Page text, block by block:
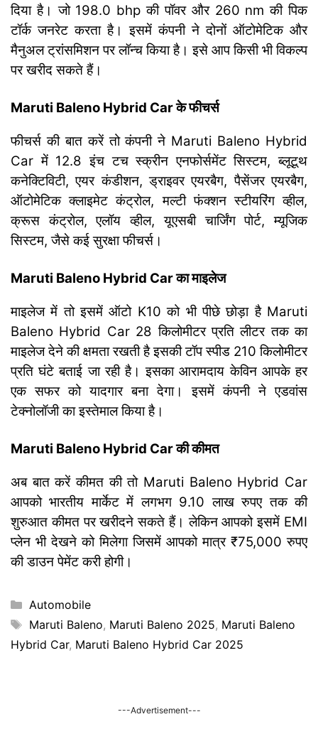
दिया है। जो 198.0 bhp की पॉवर और 260 nm की पिक
टॉर्क जनरेट करता है। इसमें कंपनी ने दोनों ऑटोमेटिक और
मैनुअल ट्रांसमिशन पर लॉन्च किया है। इसे आप किसी भी विकल्प
पर खरीद सकते हैं।
Maruti Baleno Hybrid Car के फीचर्स
फीचर्स की बात करें तो कंपनी ने Maruti Baleno Hybrid
Car में 12.8 इंच टच स्क्रीन एनफोर्समेंट सिस्टम, ब्लूटूथ
कनेक्टिविटी, एयर कंडीशन, ड्राइवर एयरबैग, पैसेंजर एयरबैग,
ऑटोमेटिक क्लाइमेट कंट्रोल, मल्टी फंक्शन स्टीयरिंग व्हील,
क्रूस कंट्रोल, एलॉय व्हील, यूएसबी चार्जिंग पोर्ट, म्यूजिक
सिस्टम, जैसे कई सुरक्षा फीचर्स।
Maruti Baleno Hybrid Car का माइलेज
माइलेज में तो इसमें ऑटो K10 को भी पीछे छोड़ा है Maruti
Baleno Hybrid Car 28 किलोमीटर प्रति लीटर तक का
माइलेज देने की क्षमता रखती है इसकी टॉप स्पीड 210 किलोमीटर
प्रति घंटे बताई जा रही है। इसका आरामदाय केविन आपके हर
एक सफर को यादगार बना देगा। इसमें कंपनी ने एडवांस
टेक्नोलॉजी का इस्तेमाल किया है।
Maruti Baleno Hybrid Car की कीमत
अब बात करें कीमत की तो Maruti Baleno Hybrid Car
आपको भारतीय मार्केट में लगभग 9.10 लाख रुपए तक की
शुरुआत कीमत पर खरीदने सकते हैं। लेकिन आपको इसमें EMI
प्लेन भी देखने को मिलेगा जिसमें आपको मात्र ₹75,000 रुपए
की डाउन पेमेंट करी होगी।
Categories
Automobile
Tags
Maruti Baleno, Maruti Baleno 2025, Maruti Baleno
Hybrid Car, Maruti Baleno Hybrid Car 2025
---Advertisement---